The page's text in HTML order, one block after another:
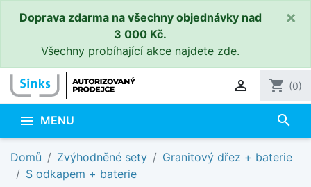
Doprava zdarma na všechny objednávky nad
3 000 Kč.
Všechny probíhající akce najdete zde.
×
 shopping_cart (0)
 MENU search
Domů Zvýhodněné sety
Granitový dřez + baterie
S odkapem + baterie